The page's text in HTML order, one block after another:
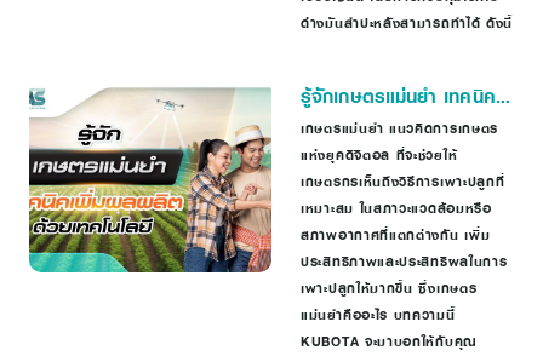
ด่างมันสําปะหลังสามารถทําได้ ดังนี้
รู้จักเกษตรแม่นยำ เทคนิค
เพิ่มผลผลิตด้วยเทคโนโลยี
เกษตรแม่นยำ แนวคิดการเกษตร
แห่งยุคดิจิตอล ที่จะช่วยให้
เกษตรกรเห็นถึงวิธีการเพาะปลูกที่
เหมาะสม ในสภาวะแวดล้อมหรือ
สภาพอากาศที่แตกต่างกัน เพิ่ม
ประสิทธิภาพและประสิทธิผลในการ
เพาะปลูกให้มากขึ้น ซึ่งเกษตร
แม่นยำคืออะไร บทความนี้
KUBOTA จะมาบอกให้กับคุณ